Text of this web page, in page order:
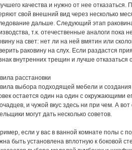
качества и нужно от нее
свой внешний вид через несколько
дальше. Следующий этап
т.к. отечественные аналоги
на свет: нет ли на ней вмятин или
раковину на слух. Если раздастся
внутренних трещин и лучше отказаться
расстановки
выбора подходящей мебели и создания
остается один на один с окружающими
и чужой вкус здесь ни при чем. А
могут дать несколько советов.
если у вас в ванной комнате полы с
быть установлена вплотную к боковой